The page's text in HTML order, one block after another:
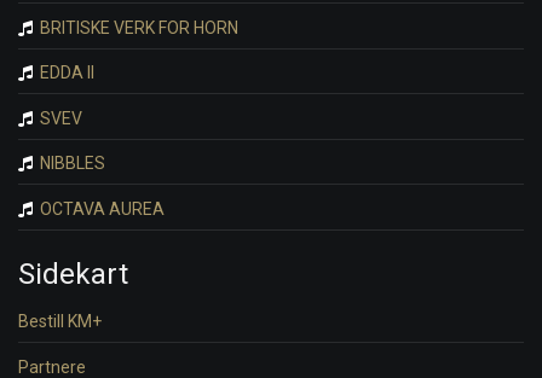
BRITISKE VERK FOR HORN
EDDA II
SVEV
NIBBLES
OCTAVA AUREA
Sidekart
Bestill KM+
Partnere